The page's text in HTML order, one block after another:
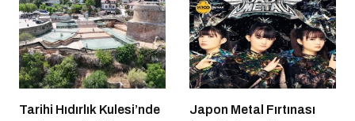
Tarihi Hıdırlık Kulesi’nde
Japon Metal Fırtınası